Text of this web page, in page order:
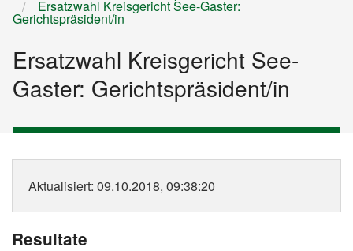
Ersatzwahl Kreisgericht See-Gaster:
Gerichtspräsident/in
Ersatzwahl Kreisgericht See-
Gaster: Gerichtspräsident/in
Aktualisiert: 09.10.2018, 09:38:20
Resultate